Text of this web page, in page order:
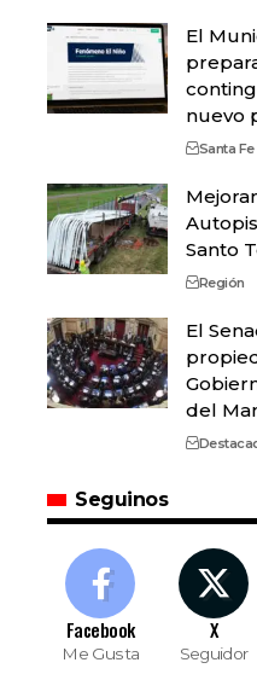
El
nuevo
Santa Fe
Santo
Región
El
del
Seguinos
Facebook
Me Gusta
X
Seguidor